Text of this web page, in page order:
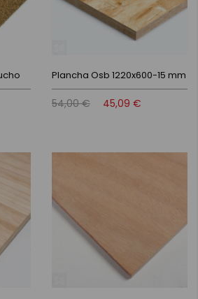
Plancha Osb 1220x600-15 mm
54,00 € 45,09 €